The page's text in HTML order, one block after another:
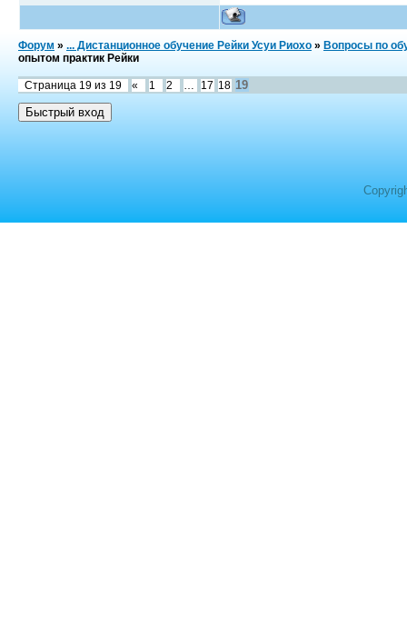
Форум » ... Дистанционное обучение Рейки Усуи Риохо » Вопросы по
опытом практик Рейки
Страница 19 из 19 « 1 2 17 18 19